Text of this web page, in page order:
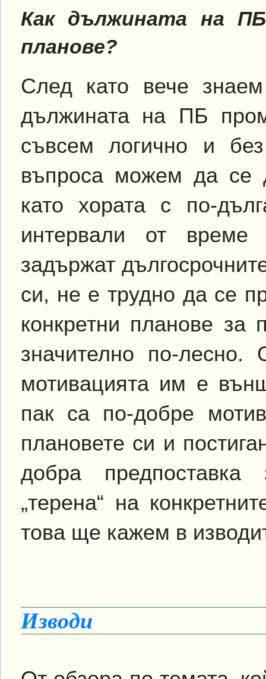
Как дължината на
планове?
След като вече
дължината на ПБ
съвсем логично и
въпроса можем да се
като хората с по-
интервали от време
задържат
си, не е трудно да се
конкретни планове
значително по-
мотивацията им е
пак са по-добре
плановете си и
добра
„терена“ на
това ще кажем в
Изводи